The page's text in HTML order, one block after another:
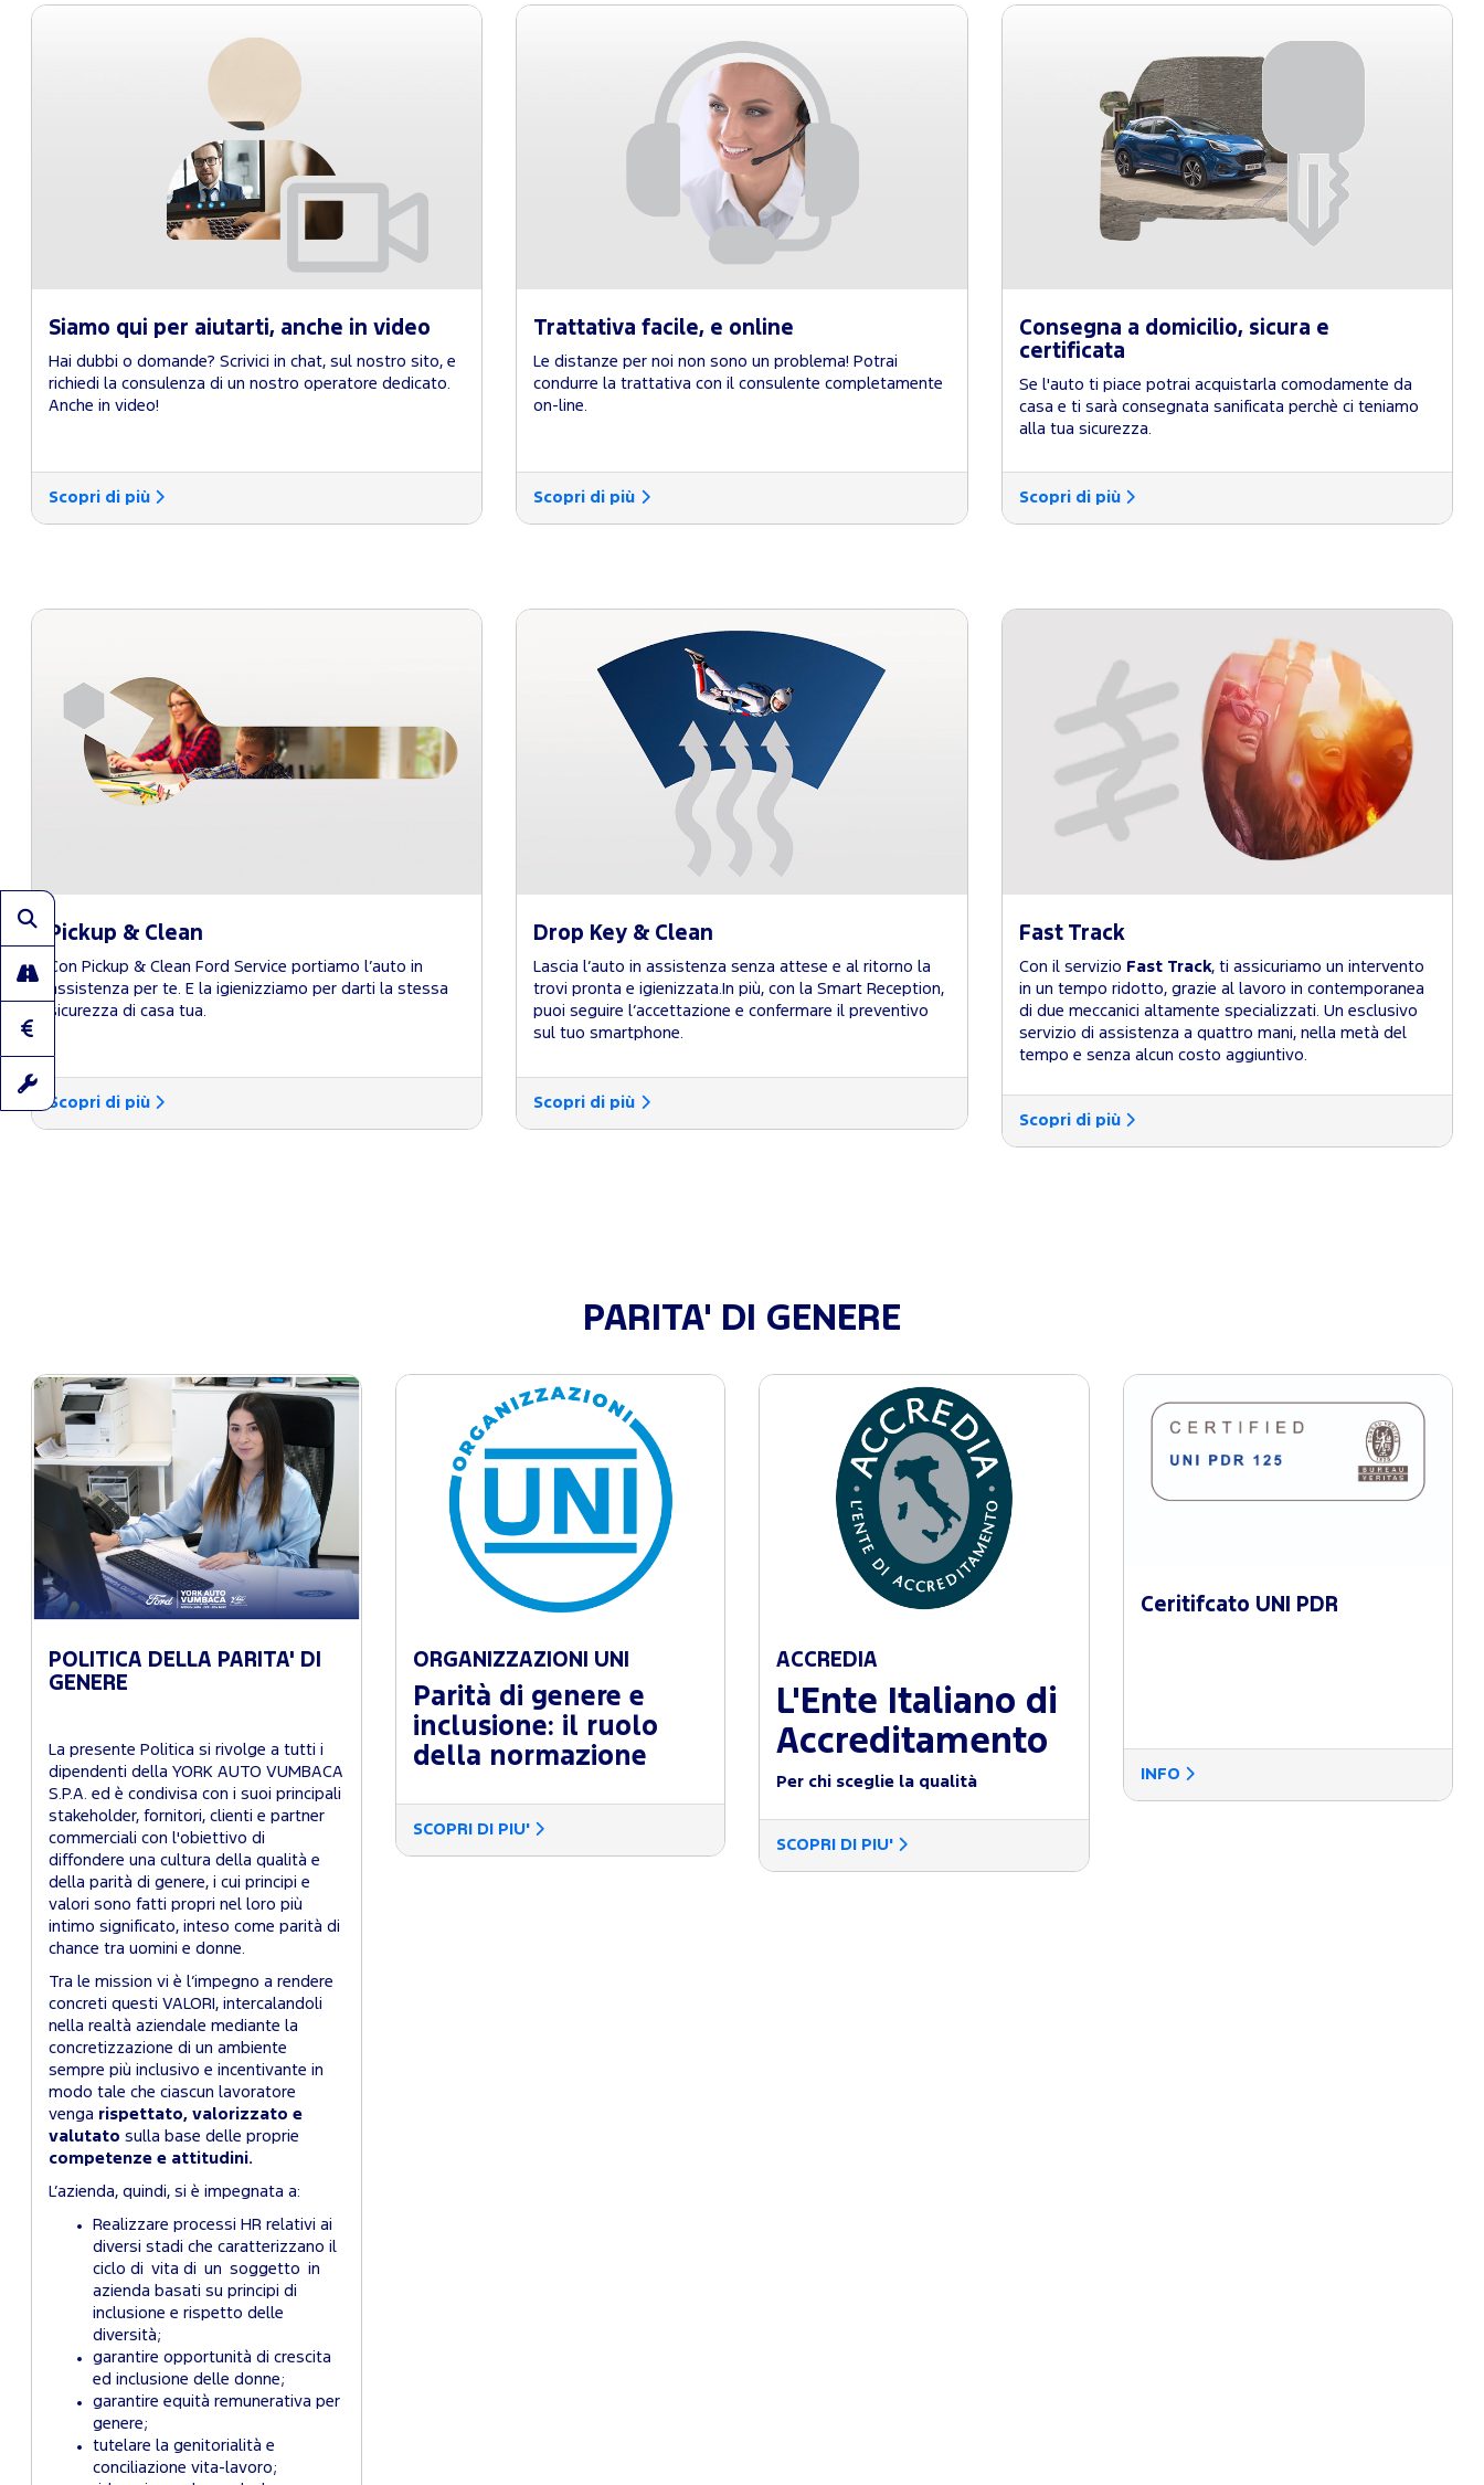
Siamo qui per aiutarti, anche in video
Hai dubbi o domande? Scrivici in chat, sul nostro sito, e
richiedi la consulenza di un nostro operatore dedicato.
Anche in video!
Scopri di più
Trattativa facile, e online
Le distanze per noi non sono un problema! Potrai
condurre la trattativa con il consulente completamente
on-line.
Scopri di più
Consegna a domicilio, sicura e
certificata
Se l'auto ti piace potrai acquistarla comodamente da
casa e ti sarà consegnata sanificata perchè ci teniamo
alla tua sicurezza.
Scopri di più
Pickup & Clean
Con Pickup & Clean Ford Service portiamo l’auto in
assistenza per te. E la igienizziamo per darti la stessa
sicurezza di casa tua.
Scopri di più
Drop Key & Clean
Lascia l’auto in assistenza senza attese e al ritorno la
trovi pronta e igienizzata.In più, con la Smart Reception,
puoi seguire l’accettazione e confermare il preventivo
sul tuo smartphone.
Scopri di più
Fast Track
Con il servizio Fast Track, ti assicuriamo un intervento
in un tempo ridotto, grazie al lavoro in contemporanea
di due meccanici altamente specializzati. Un esclusivo
servizio di assistenza a quattro mani, nella metà del
tempo e senza alcun costo aggiuntivo.
Scopri di più
PARITA' DI GENERE
POLITICA DELLA PARITA' DI
GENERE
La presente Politica si rivolge a tutti i
dipendenti della YORK AUTO VUMBACA
S.P.A. ed è condivisa con i suoi principali
stakeholder, fornitori, clienti e partner
commerciali con l'obiettivo di
diffondere una cultura della qualità e
della parità di genere, i cui principi e
valori sono fatti propri nel loro più
intimo significato, inteso come parità di
chance tra uomini e donne.
Tra le mission vi è l’impegno a rendere
concreti questi VALORI, intercalandoli
nella realtà aziendale mediante la
concretizzazione di un ambiente
sempre più inclusivo e incentivante in
modo tale che ciascun lavoratore
venga rispettato, valorizzato e
valutato sulla base delle proprie
competenze e attitudini.
L’azienda, quindi, si è impegnata a:
Realizzare processi HR relativi ai
diversi stadi che caratterizzano il
ciclo di vita di un soggetto in
azienda basati su principi di
inclusione e rispetto delle
diversità;
garantire opportunità di crescita
ed inclusione delle donne;
garantire equità remunerativa per
genere;
tutelare la genitorialità e
conciliazione vita-lavoro;
ORGANIZZAZIONI UNI
Parità di genere e
inclusione: il ruolo
della normazione
SCOPRI DI PIU'
ACCREDIA
L'Ente Italiano di
Accreditamento
Per chi sceglie la qualità
SCOPRI DI PIU'
Ceritifcato UNI PDR
INFO